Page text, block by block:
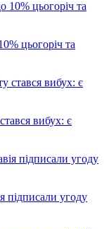
цьогоріч та
вибух: є
підписали угоду